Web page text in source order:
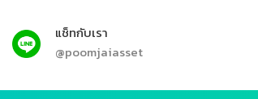
แช็ทกับเรา
@poomjaiasset